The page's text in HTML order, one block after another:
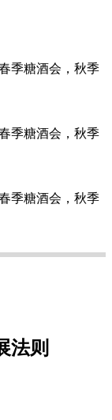
季糖酒会，秋季
季糖酒会，秋季
季糖酒会，秋季
法则